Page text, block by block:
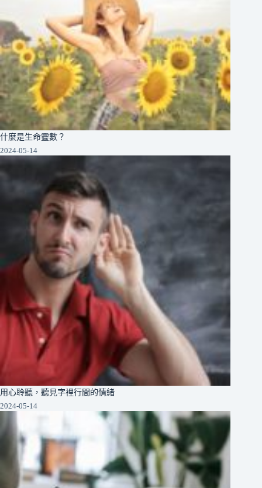
什麼是生命靈數？
2024-05-14
用心聆聽，聽見字裡行間的情緒
2024-05-14